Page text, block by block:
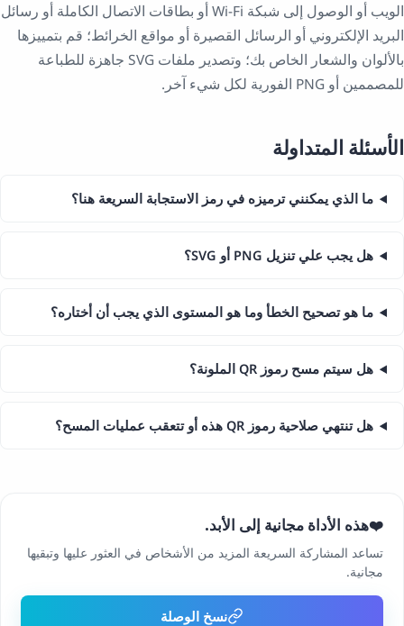
الويب أو الوصول إلى شبكة Wi-Fi أو بطاقات الاتصال الكاملة أو رسائل
البريد الإلكتروني أو الرسائل القصيرة أو مواقع الخرائط؛ قم بتمييزها
بالألوان والشعار الخاص بك؛ وتصدير ملفات SVG جاهزة للطباعة
للمصممين أو PNG الفورية لكل شيء آخر.
الأسئلة المتداولة
ما الذي يمكنني ترميزه في رمز الاستجابة السريعة هنا؟
هل يجب علي تنزيل PNG أو SVG؟
ما هو تصحيح الخطأ وما هو المستوى الذي يجب أن أختاره؟
هل سيتم مسح رموز QR الملونة؟
هل تنتهي صلاحية رموز QR هذه أو تتعقب عمليات المسح؟
❤️هذه الأداة مجانية إلى الأبد.
تساعد المشاركة السريعة المزيد من الأشخاص في العثور عليها وتبقيها
مجانية.
نسخ الوصلة